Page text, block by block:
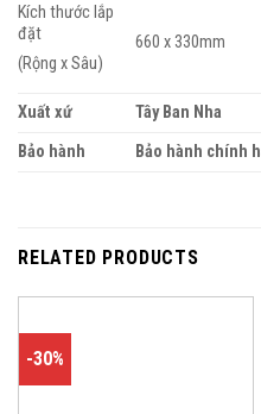
Kích thước lắp
đặt
(Rộng x Sâu)
660 x 330mm
Xuất xứ
Tây Ban Nha
Bảo hành
Bảo hành chính
RELATED PRODUCTS
-30%